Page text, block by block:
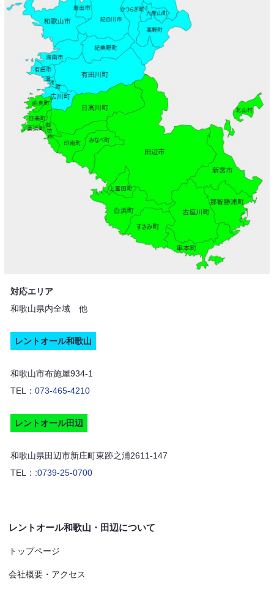
対応エリア
和歌山県内全域 他
レントオール和歌山
和歌山市布施屋934-1
TEL： 073-465-4210
レントオール田辺
和歌山県田辺市新庄町東跡之浦2611-147
TEL：:0739-25-0700
レントオール和歌山・田辺について
トップページ
会社概要・アクセス